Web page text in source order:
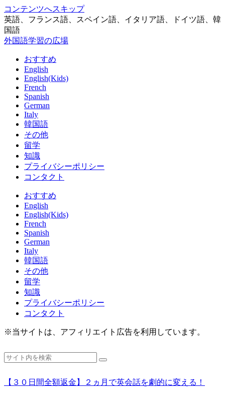
コンテンツへスキップ
英語、フランス語、スペイン語、イタリア語、ドイツ語、韓
国語
外国語学習の広場
おすすめ
English
English(Kids)
French
Spanish
German
Italy
韓国語
その他
留学
知識
プライバシーポリシー
コンタクト
おすすめ
English
English(Kids)
French
Spanish
German
Italy
韓国語
その他
留学
知識
プライバシーポリシー
コンタクト
※当サイトは、アフィリエイト広告を利用しています。
【３０日間全額返金】２ヵ月で英会話を劇的に変える！